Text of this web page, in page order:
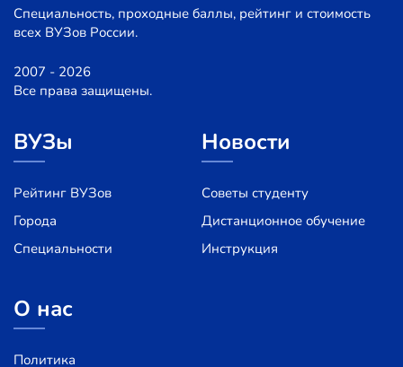
Специальность, проходные баллы, рейтинг и стоимость
всех ВУЗов России.
2007 - 2026
Все права защищены.
ВУЗы
Рейтинг ВУЗов
Города
Специальности
Новости
Советы студенту
Дистанционное обучение
Инструкция
О нас
Политика